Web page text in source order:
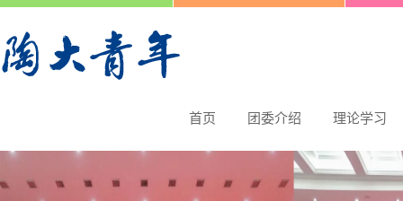
首页 团委介绍 理论学习